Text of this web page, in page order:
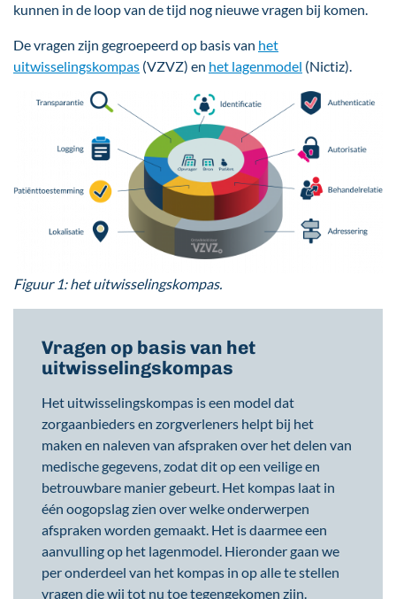
kunnen in de loop van de tijd nog nieuwe vragen bij komen.
De vragen zijn gegroepeerd op basis van het
uitwisselingskompas (VZVZ) en het lagenmodel (Nictiz).
Figuur 1: het uitwisselingskompas.
Vragen op basis van het
uitwisselingskompas
Het uitwisselingskompas is een model dat
zorgaanbieders en zorgverleners helpt bij het
maken en naleven van afspraken over het delen van
medische gegevens, zodat dit op een veilige en
betrouwbare manier gebeurt. Het kompas laat in
één oogopslag zien over welke onderwerpen
afspraken worden gemaakt. Het is daarmee een
aanvulling op het lagenmodel. Hieronder gaan we
per onderdeel van het kompas in op alle te stellen
vragen die wij tot nu toe tegengekomen zijn.